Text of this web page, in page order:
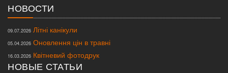
НОВОСТИ
09.07.2026 Літні канікули
05.04.2026 Оновлення цін в травні
16.03.2026 Квітневий фотодрук
НОВЫЕ СТАТЬИ